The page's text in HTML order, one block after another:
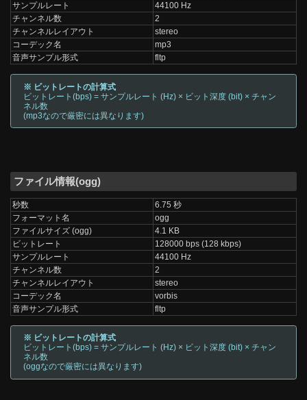
サンプルレート
44100 Hz
チャンネル数
2
チャンネルレイアウト
stereo
コーデック名
mp3
音声サンプル形式
fltp
※ ビットレートの計算式
ビットレート(bps) = サンプルレート (Hz) × ビット深度 (bit) × チャン
ネル数
(mp3なので厳密には異なります)
ファイル情報(ogg)
秒数
6.75 秒
フォーマット名
ogg
ファイルサイズ (ogg)
4.1 KB
ビットレート
128000 bps (128 kbps)
サンプルレート
44100 Hz
チャンネル数
2
チャンネルレイアウト
stereo
コーデック名
vorbis
音声サンプル形式
fltp
※ ビットレートの計算式
ビットレート(bps) = サンプルレート (Hz) × ビット深度 (bit) × チャン
ネル数
(oggなので厳密には異なります)